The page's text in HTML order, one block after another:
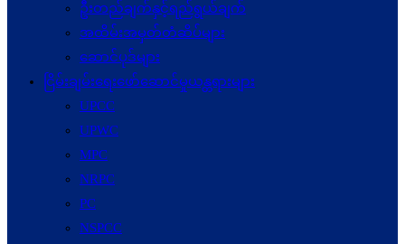
ဦးတည်ချက်နှင့်ရည်ရွယ်ချက်
အထိမ်းအမှတ်တံဆိပ်များ
ဆောင်ပုဒ်များ
ငြိမ်းချမ်းရေးဖော်‌ဆောင်မှုယန္တရားများ
UPCC
UPWC
MPC
NRPC
PC
NSPCC